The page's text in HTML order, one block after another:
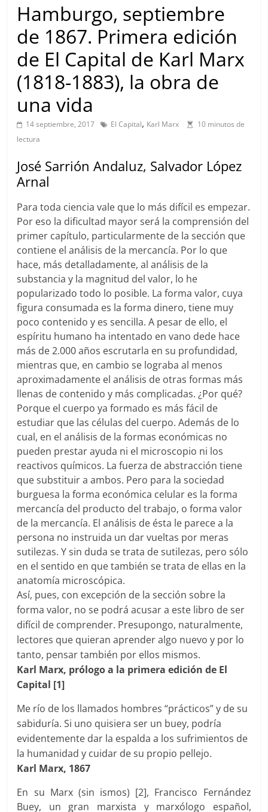
Hamburgo, septiembre
de 1867. Primera edición
de El Capital de Karl Marx
(1818-1883), la obra de
una vida
14 septiembre, 2017 El Capital, Karl Marx
10 minutos de
lectura
José Sarrión Andaluz, Salvador López
Arnal
Para toda ciencia vale que lo más difícil es empezar.
Por eso la dificultad mayor será la comprensión del
primer capítulo, particularmente de la sección que
contiene el análisis de la mercancía. Por lo que
hace, más detalladamente, al análisis de la
substancia y la magnitud del valor, lo he
popularizado todo lo posible. La forma valor, cuya
figura consumada es la forma dinero, tiene muy
poco contenido y es sencilla. A pesar de ello, el
espíritu humano ha intentado en vano dede hace
más de 2.000 años escrutarla en su profundidad,
mientras que, en cambio se lograba al menos
aproximadamente el análisis de otras formas más
llenas de contenido y más complicadas. ¿Por qué?
Porque el cuerpo ya formado es más fácil de
estudiar que las células del cuerpo. Además de lo
cual, en el análisis de la formas económicas no
pueden prestar ayuda ni el microscopio ni los
reactivos químicos. La fuerza de abstracción tiene
que substituir a ambos. Pero para la sociedad
burguesa la forma económica celular es la forma
mercancía del producto del trabajo, o forma valor
de la mercancía. El análisis de ésta le parece a la
persona no instruida un dar vueltas por meras
sutilezas. Y sin duda se trata de sutilezas, pero sólo
en el sentido en que también se trata de ellas en la
anatomía microscópica.
Así, pues, con excepción de la sección sobre la
forma valor, no se podrá acusar a este libro de ser
difícil de comprender. Presupongo, naturalmente,
lectores que quieran aprender algo nuevo y por lo
tanto, pensar también por ellos mismos.
Karl Marx, prólogo a la primera edición de El
Capital [1]
Me río de los llamados hombres “prácticos” y de su
sabiduría. Si uno quisiera ser un buey, podría
evidentemente dar la espalda a los sufrimientos de
la humanidad y cuidar de su propio pellejo.
Karl Marx, 1867
En su Marx (sin ismos) [2], Francisco Fernández
Buey, un gran marxista y marxólogo español,